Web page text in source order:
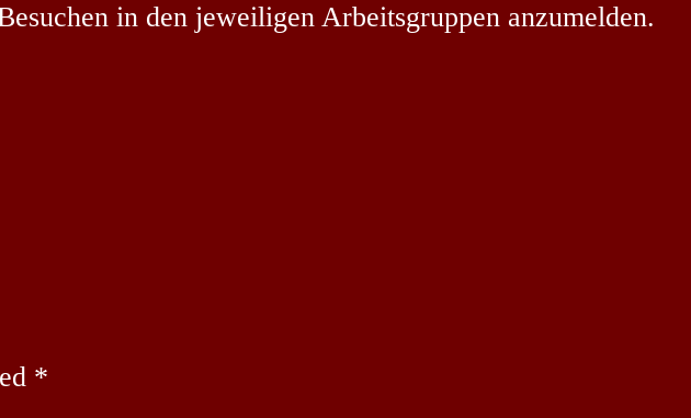
in den jeweiligen Arbeitsgruppen anzumelden.
*